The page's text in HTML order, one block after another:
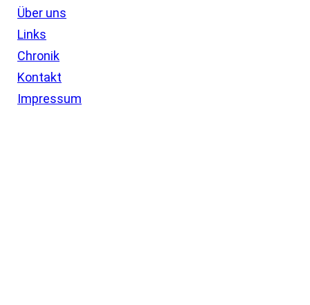
Über uns
Links
Chronik
Kontakt
Impressum